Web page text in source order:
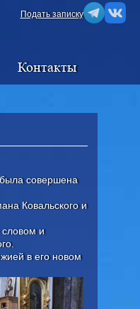
Подать записку
Контакты
была совершена
Ковальского и
словом и
в его новом